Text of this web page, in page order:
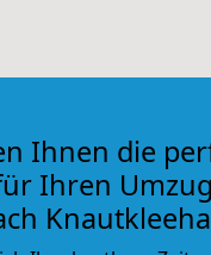
Ihnen die
Ihren